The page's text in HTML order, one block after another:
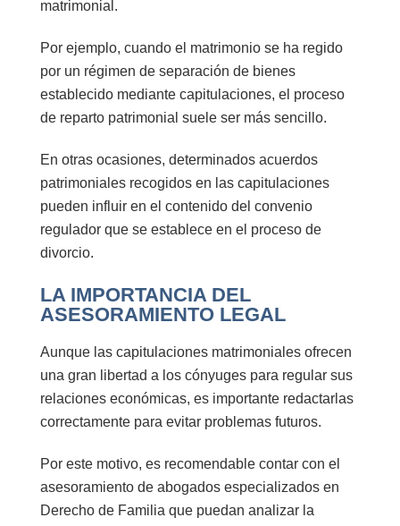
matrimonial.
Por ejemplo, cuando el matrimonio se ha regido
por un régimen de separación de bienes
establecido mediante capitulaciones, el proceso
de reparto patrimonial suele ser más sencillo.
En otras ocasiones, determinados acuerdos
patrimoniales recogidos en las capitulaciones
pueden influir en el contenido del convenio
reguladorque se establece en el proceso de
divorcio.
LA IMPORTANCIA DEL
ASESORAMIENTO LEGAL
Aunque las capitulaciones matrimoniales ofrecen
una gran libertad a los cónyuges para regular sus
relaciones económicas, es importante redactarlas
correctamente para evitar problemas futuros.
Por este motivo, es recomendable contar con el
asesoramiento de abogados especializados en
Derecho de Familia que puedan analizar la